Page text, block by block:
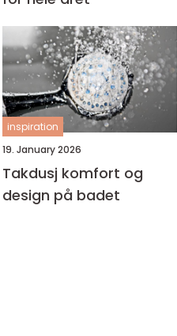
inspiration
19. January 2026
Takdusj komfort og
design på badet